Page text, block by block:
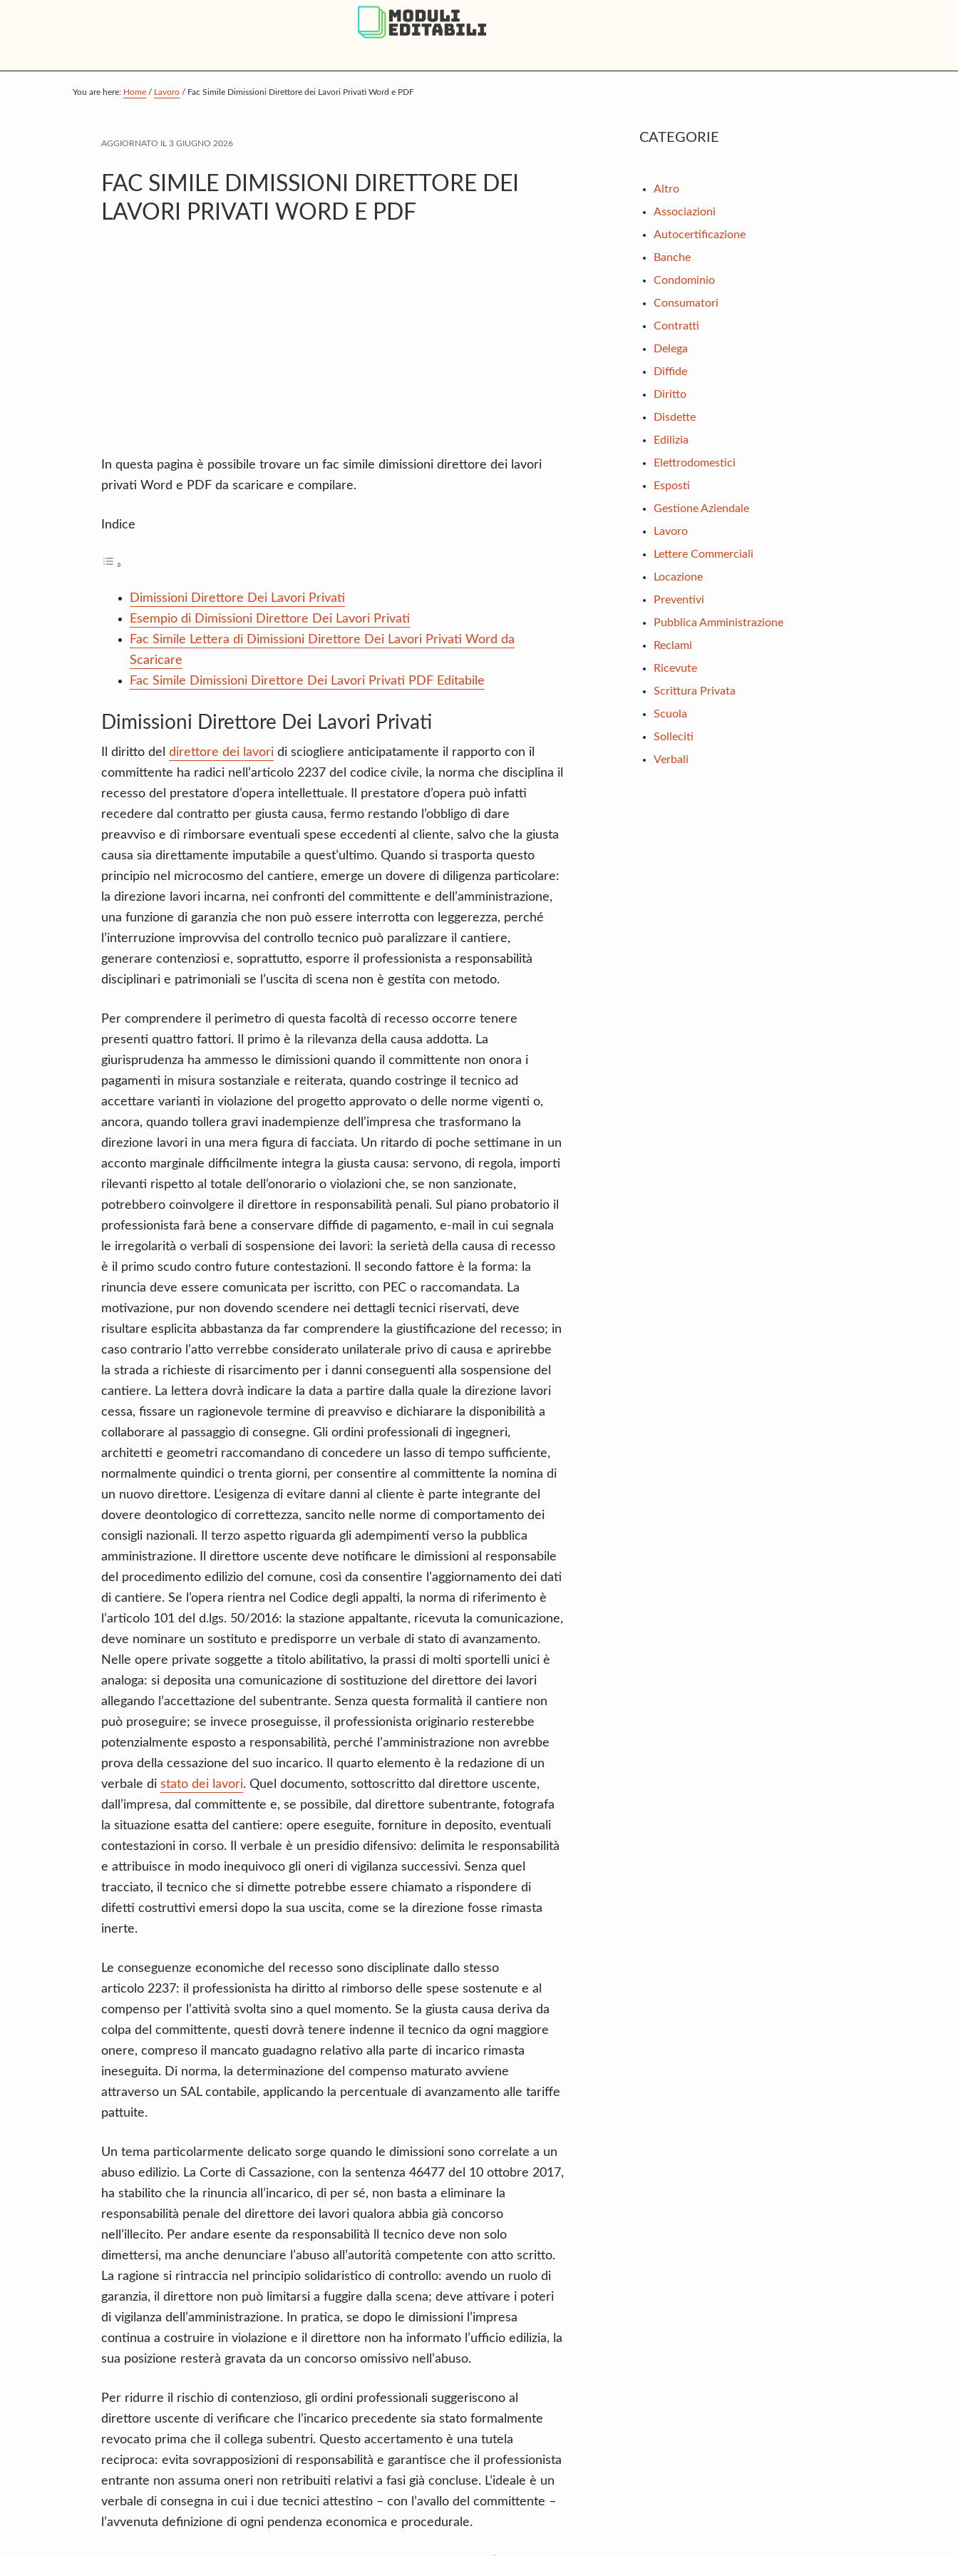
p
p
p
You are here: Home / Lavoro / Fac Simile Dimissioni Direttore dei Lavori Privati Word e PDF
AGGIORNATO IL 3 GIUGNO 2026
FAC SIMILE DIMISSIONI DIRETTORE DEI
LAVORI PRIVATI WORD E PDF
In questa pagina è possibile trovare un fac simile dimissioni direttore dei lavori
privati Word e PDF da scaricare e compilare.
Indice
Dimissioni Direttore Dei Lavori Privati
Esempio di Dimissioni Direttore Dei Lavori Privati
Fac Simile Lettera di Dimissioni Direttore Dei Lavori Privati Word da
Scaricare
Fac Simile Dimissioni Direttore Dei Lavori Privati PDF Editabile
Dimissioni Direttore Dei Lavori Privati
Il diritto del direttore dei lavori di sciogliere anticipatamente il rapporto con il
committente ha radici nell’articolo 2237 del codice civile, la norma che disciplina il
recesso del prestatore d’opera intellettuale. Il prestatore d’opera può infatti
recedere dal contratto per giusta causa, fermo restando l’obbligo di dare
preavviso e di rimborsare eventuali spese eccedenti al cliente, salvo che la giusta
causa sia direttamente imputabile a quest’ultimo. Quando si trasporta questo
principio nel microcosmo del cantiere, emerge un dovere di diligenza particolare:
la direzione lavori incarna, nei confronti del committente e dell’amministrazione,
una funzione di garanzia che non può essere interrotta con leggerezza, perché
l’interruzione improvvisa del controllo tecnico può paralizzare il cantiere,
generare contenziosi e, soprattutto, esporre il professionista a responsabilità
disciplinari e patrimoniali se l’uscita di scena non è gestita con metodo.
Per comprendere il perimetro di questa facoltà di recesso occorre tenere
presenti quattro fattori. Il primo è la rilevanza della causa addotta. La
giurisprudenza ha ammesso le dimissioni quando il committente non onora i
pagamenti in misura sostanziale e reiterata, quando costringe il tecnico ad
accettare varianti in violazione del progetto approvato o delle norme vigenti o,
ancora, quando tollera gravi inadempienze dell’impresa che trasformano la
direzione lavori in una mera figura di facciata. Un ritardo di poche settimane in un
acconto marginale difficilmente integra la giusta causa: servono, di regola, importi
rilevanti rispetto al totale dell’onorario o violazioni che, se non sanzionate,
potrebbero coinvolgere il direttore in responsabilità penali. Sul piano probatorio il
professionista farà bene a conservare diffide di pagamento, e‑mail in cui segnala
le irregolarità o verbali di sospensione dei lavori: la serietà della causa di recesso
è il primo scudo contro future contestazioni. Il secondo fattore è la forma: la
rinuncia deve essere comunicata per iscritto, con PEC o raccomandata. La
motivazione, pur non dovendo scendere nei dettagli tecnici riservati, deve
risultare esplicita abbastanza da far comprendere la giustificazione del recesso; in
caso contrario l’atto verrebbe considerato unilaterale privo di causa e aprirebbe
la strada a richieste di risarcimento per i danni conseguenti alla sospensione del
cantiere. La lettera dovrà indicare la data a partire dalla quale la direzione lavori
cessa, fissare un ragionevole termine di preavviso e dichiarare la disponibilità a
collaborare al passaggio di consegne. Gli ordini professionali di ingegneri,
architetti e geometri raccomandano di concedere un lasso di tempo sufficiente,
normalmente quindici o trenta giorni, per consentire al committente la nomina di
un nuovo direttore. L’esigenza di evitare danni al cliente è parte integrante del
dovere deontologico di correttezza, sancito nelle norme di comportamento dei
consigli nazionali. Il terzo aspetto riguarda gli adempimenti verso la pubblica
amministrazione. Il direttore uscente deve notificare le dimissioni al responsabile
del procedimento edilizio del comune, così da consentire l’aggiornamento dei dati
di cantiere. Se l’opera rientra nel Codice degli appalti, la norma di riferimento è
l’articolo 101 del d.lgs. 50/2016: la stazione appaltante, ricevuta la comunicazione,
deve nominare un sostituto e predisporre un verbale di stato di avanzamento.
Nelle opere private soggette a titolo abilitativo, la prassi di molti sportelli unici è
analoga: si deposita una comunicazione di sostituzione del direttore dei lavori
allegando l’accettazione del subentrante. Senza questa formalità il cantiere non
può proseguire; se invece proseguisse, il professionista originario resterebbe
potenzialmente esposto a responsabilità, perché l’amministrazione non avrebbe
prova della cessazione del suo incarico. Il quarto elemento è la redazione di un
verbale di stato dei lavori. Quel documento, sottoscritto dal direttore uscente,
dall’impresa, dal committente e, se possibile, dal direttore subentrante, fotografa
la situazione esatta del cantiere: opere eseguite, forniture in deposito, eventuali
contestazioni in corso. Il verbale è un presidio difensivo: delimita le responsabilità
e attribuisce in modo inequivoco gli oneri di vigilanza successivi. Senza quel
tracciato, il tecnico che si dimette potrebbe essere chiamato a rispondere di
difetti costruttivi emersi dopo la sua uscita, come se la direzione fosse rimasta
inerte.
Le conseguenze economiche del recesso sono disciplinate dallo stesso
articolo 2237: il professionista ha diritto al rimborso delle spese sostenute e al
compenso per l’attività svolta sino a quel momento. Se la giusta causa deriva da
colpa del committente, questi dovrà tenere indenne il tecnico da ogni maggiore
onere, compreso il mancato guadagno relativo alla parte di incarico rimasta
ineseguita. Di norma, la determinazione del compenso maturato avviene
attraverso un SAL contabile, applicando la percentuale di avanzamento alle tariffe
pattuite.
Un tema particolarmente delicato sorge quando le dimissioni sono correlate a un
abuso edilizio. La Corte di Cassazione, con la sentenza 46477 del 10 ottobre 2017,
ha stabilito che la rinuncia all’incarico, di per sé, non basta a eliminare la
responsabilità penale del direttore dei lavori qualora abbia già concorso
nell’illecito. Per andare esente da responsabilità ll tecnico deve non solo
dimettersi, ma anche denunciare l’abuso all’autorità competente con atto scritto.
La ragione si rintraccia nel principio solidaristico di controllo: avendo un ruolo di
garanzia, il direttore non può limitarsi a fuggire dalla scena; deve attivare i poteri
di vigilanza dell’amministrazione. In pratica, se dopo le dimissioni l’impresa
continua a costruire in violazione e il direttore non ha informato l’ufficio edilizia, la
sua posizione resterà gravata da un concorso omissivo nell’abuso.
Per ridurre il rischio di contenzioso, gli ordini professionali suggeriscono al
direttore uscente di verificare che l’incarico precedente sia stato formalmente
revocato prima che il collega subentri. Questo accertamento è una tutela
reciproca: evita sovrapposizioni di responsabilità e garantisce che il professionista
entrante non assuma oneri non retribuiti relativi a fasi già concluse. L’ideale è un
verbale di consegna in cui i due tecnici attestino – con l’avallo del committente –
l’avvenuta definizione di ogni pendenza economica e procedurale.
Primary
CATEGORIE
Altro
Associazioni
Autocertificazione
Banche
Condominio
Consumatori
Contratti
Delega
Diffide
Diritto
Disdette
Edilizia
Elettrodomestici
Esposti
Gestione Aziendale
Lavoro
Lettere Commerciali
Locazione
Preventivi
Pubblica Amministrazione
Reclami
Ricevute
Scrittura Privata
Scuola
Solleciti
Verbali